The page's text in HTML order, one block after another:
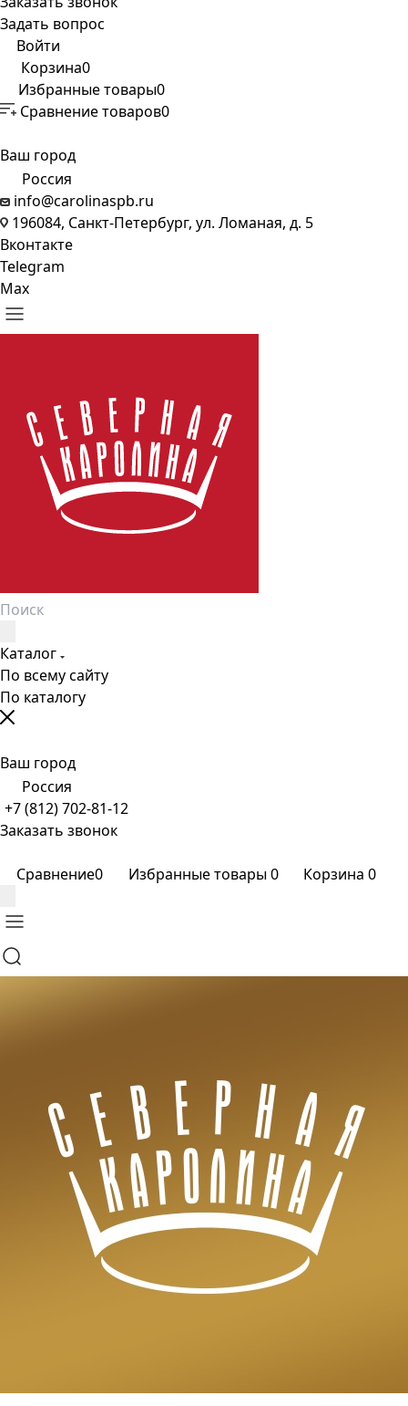
Задать вопрос
Войти
Корзина0
Избранные товары0
Сравнение товаров0
Ваш город
Россия
info@carolinaspb.ru
196084, Санкт-Петербург, ул. Ломаная, д. 5
Вконтакте
Telegram
Max
Каталог
По всему сайту
По каталогу
Ваш город
Россия
+7 (812) 702-81-12
Заказать звонок
Сравнение0 Избранные товары0 Корзина 0